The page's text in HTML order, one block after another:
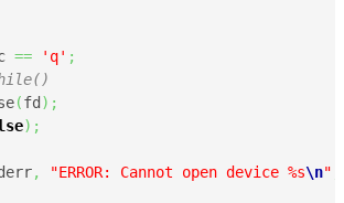
== 'q' ;
(fd ) ;
) ;
, "ERROR: Cannot open device %s\n"